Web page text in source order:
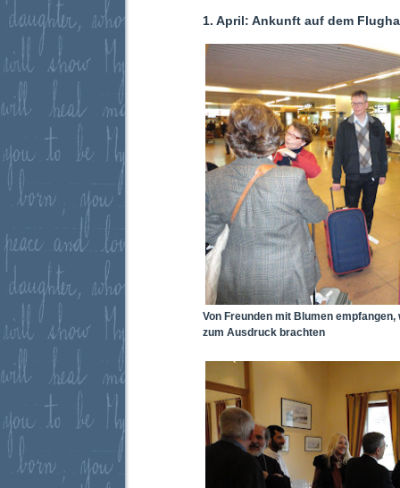
1. April: Ankunft auf dem
Von Freunden mit Blumen
zum Ausdruck brachten